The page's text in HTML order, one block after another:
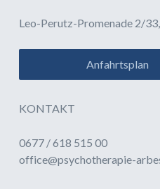
Leo-Perutz-Promenade 2/
Anfahrtsplan
KONTAKT
0677 / 618 515 00
office@psychotherapie-